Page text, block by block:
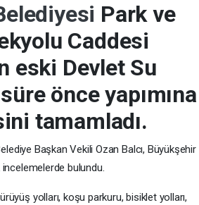
Park ve
Caddesi
eski Devlet Su
önce yapımına
tamamladı.
Başkan Vekili Ozan Balcı, Büyükşehir
bulundu.
yolları, koşu parkuru, bisiklet yolları,